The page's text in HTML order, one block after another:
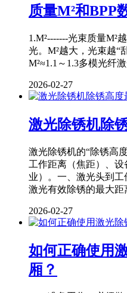
质量M²和BPP
1.M²-------光束质量M²
光。M²越大，光束越“
M²≈1.1～1.3多模光纤
2026-02-27
激光除锈机除
激光除锈机的“除锈高
工作距离（焦距）、
业）。一、激光头到
激光有效除锈的最大
2026-02-27
如何正确使用
厢？